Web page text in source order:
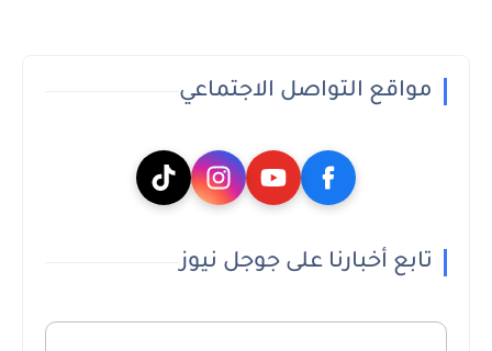
مواقع التواصل الاجتماعي
تابع أخبارنا على جوجل نيوز